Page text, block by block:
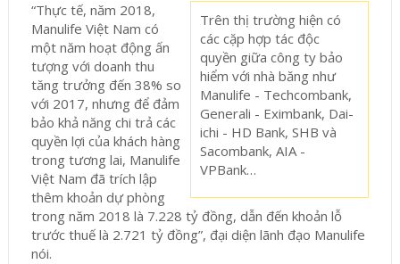
Trên thị trường hiện có
các cặp hợp tác độc
quyền giữa công ty bảo
hiểm với nhà băng như
Manulife - Techcombank,
Generali - Eximbank, Dai-
ichi - HD Bank, SHB và
Sacombank, AIA -
VPBank…
“Thực tế, năm 2018,
Manulife Việt Nam có
một năm hoạt động ấn
tượng với doanh thu
tăng trưởng đến 38% so
với 2017, nhưng để đảm
bảo khả năng chi trả các
quyền lợi của khách hàng
trong tương lai, Manulife
Việt Nam đã trích lập
thêm khoản dự phòng
trong năm 2018 là 7.228 tỷ đồng, dẫn đến khoản lỗ
trước thuế là 2.721 tỷ đồng”, đại diện lãnh đạo Manulife
nói.